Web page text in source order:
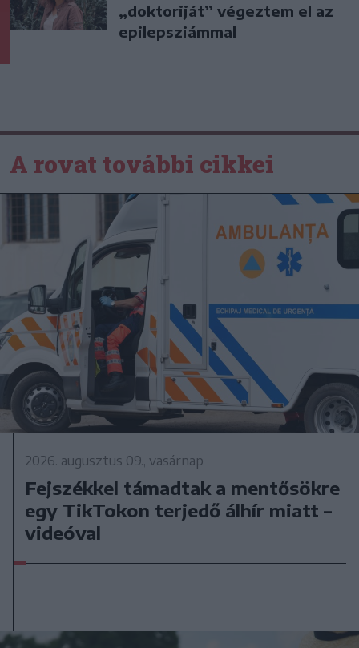
„doktoriját” végeztem el az
epilepsziámmal
A rovat további cikkei
2026. augusztus 09., vasárnap
Fejszékkel támadtak a mentősökre
egy TikTokon terjedő álhír miatt –
videóval